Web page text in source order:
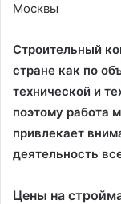
Москвы
Строительный
стране как по
технической и
поэтому работа
привлекает
деятельность
Цены на